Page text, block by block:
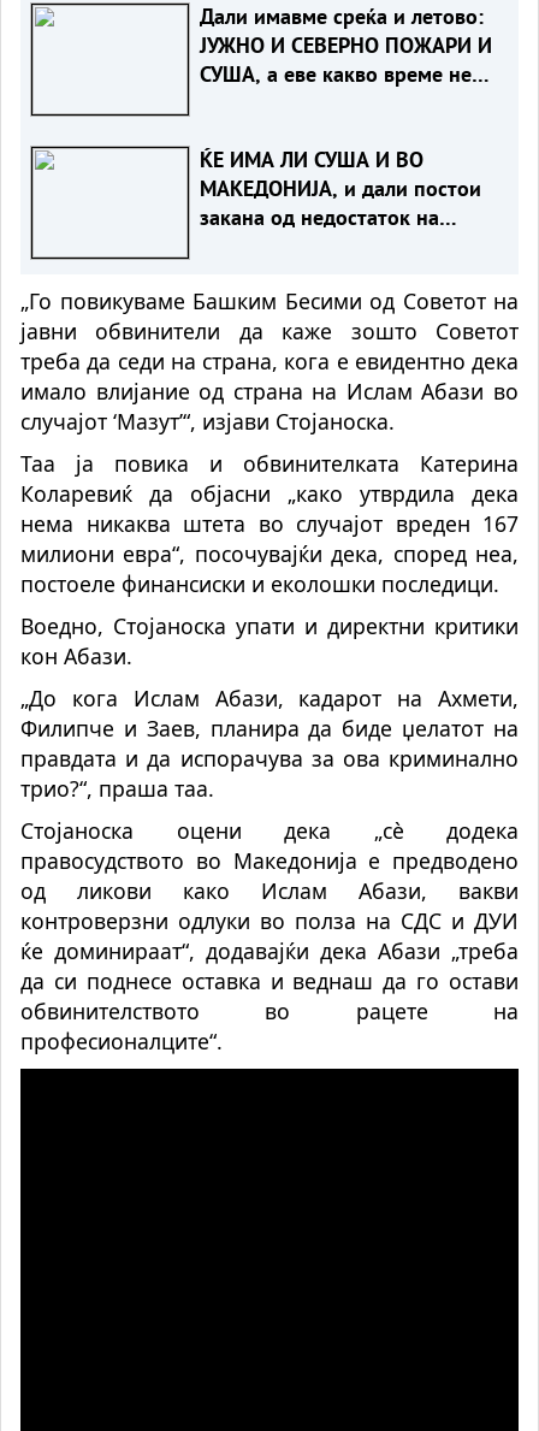
Дали имавме среќа и летово:
ЈУЖНО И СЕВEРНО ПОЖАРИ И
СУША, а еве какво време не
ЌЕ ИМА ЛИ СУША И ВО
МАКЕДОНИЈА, и дали постои
закана од недостаток на
„Го повикуваме Башким Бесими од Советот на
јавни обвинители да каже зошто Советот
треба да седи на страна, кога е евидентно дека
имало влијание од страна на Ислам Абази во
случајот ‘Мазут’“, изјави Стојаноска.
Таа ја повика и обвинителката Катерина
Коларевиќ да објасни „како утврдила дека
нема никаква штета во случајот вреден 167
милиони евра“, посочувајќи дека, според неа,
постоеле финансиски и еколошки последици.
Воедно, Стојаноска упати и директни критики
кон Абази.
„До кога Ислам Абази, кадарот на Ахмети,
Филипче и Заев, планира да биде џелатот на
правдата и да испорачува за ова криминално
трио?“, праша таа.
Стојаноска оцени дека „сѐ додека
правосудството во Македонија е предводено
од ликови како Ислам Абази, вакви
контроверзни одлуки во полза на СДС и ДУИ
ќе доминираат“, додавајќи дека Абази „треба
да си поднесе оставка и веднаш да го остави
обвинителството во рацете на
професионалците“.